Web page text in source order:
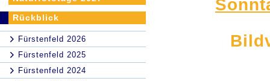
Rückblick
Fürstenfeld 2026
Fürstenfeld 2025
Fürstenfeld 2024